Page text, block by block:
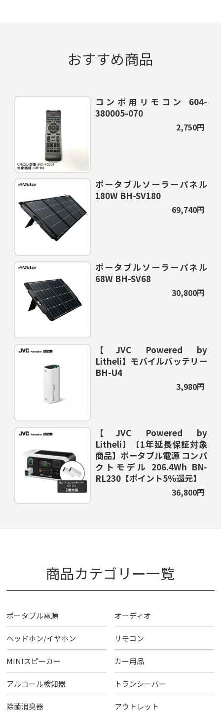
おすすめ商品
コンポ用リモコン 604-
380005-070
2,750円
ポータブルソーラーパネル
180W BH-SV180
69,740円
ポータブルソーラーパネル
68W BH-SV68
30,800円
【JVC Powered by
Litheli】モバイルバッテリー
BH-U4
3,980円
【JVC Powered by
Litheli】【1年延長保証対象
商品】ポータブル電源 コンパ
クトモデル 206.4Wh BN-
RL230【ポイント5％還元】
36,800円
商品カテゴリー一覧
ポータブル電源 オーディオ
ヘッドホン/イヤホン リモコン
MINIスピーカー カー用品
アルコール検知器 トランシーバー
除菌消臭器 アウトレット